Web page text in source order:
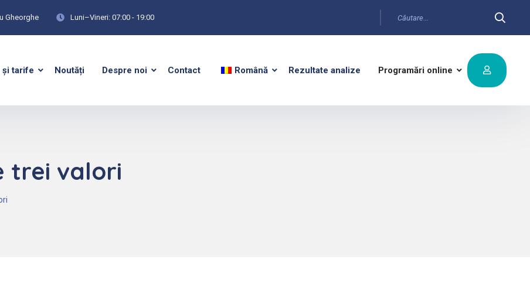
Gheorghe Luni–Vineri: 07:00 - 19:00
și tarife Noutăți Despre noi Contact Română Rezultate analize Programări online
trei valori